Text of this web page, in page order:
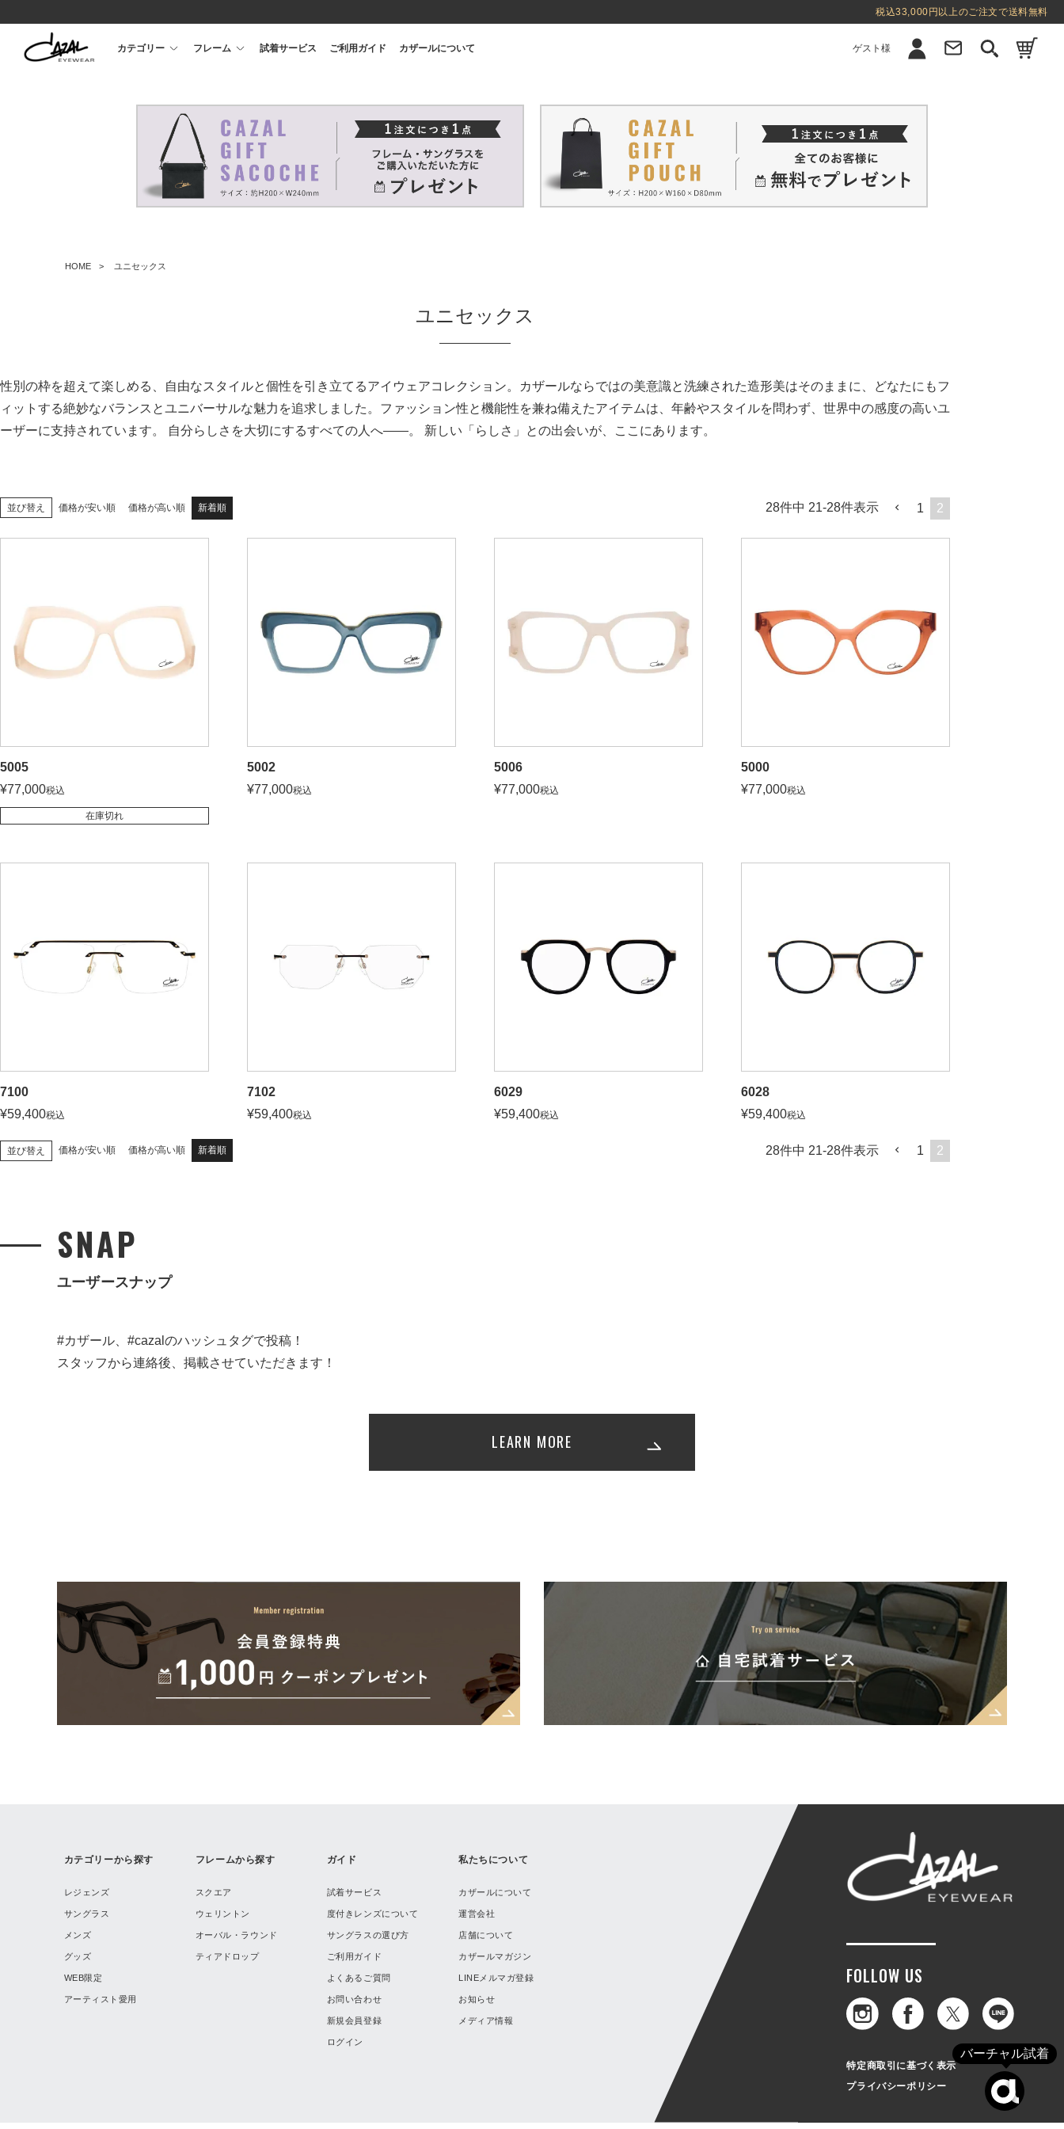
税込33,000円以上のご注文で送料無料
カテゴリー フレーム 試着サービス ご利用ガイド カザールについて ゲスト様
HOME ユニセックス
ユニセックス
性別の枠を超えて楽しめる、自由なスタイルと個性を引き立てるアイウェアコレクション。カザールならではの美意識と洗練された造形美はそのままに、どなたにもフ
ィットする絶妙なバランスとユニバーサルな魅力を追求しました。ファッション性と機能性を兼ね備えたアイテムは、年齢やスタイルを問わず、世界中の感度の高いユ
ーザーに支持されています。 自分らしさを大切にするすべての人へ――。 新しい「らしさ」との出会いが、ここにあります。
並び替え 価格が安い順 価格が高い順 新着順 28件中 21-28件表示 1 2
5005
¥77,000税込
在庫切れ
5002
¥77,000税込
5006
¥77,000税込
5000
¥77,000税込
7100
¥59,400税込
7102
¥59,400税込
6029
¥59,400税込
6028
¥59,400税込
並び替え 価格が安い順 価格が高い順 新着順 28件中 21-28件表示 1 2
SNAP
ユーザースナップ
#カザール、#cazalのハッシュタグで投稿！
スタッフから連絡後、掲載させていただきます！
LEARN MORE
カテゴリーから探す
レジェンズ
サングラス
メンズ
グッズ
WEB限定
アーティスト愛用
フレームから探す
スクエア
ウェリントン
オーバル・ラウンド
ティアドロップ
ガイド
試着サービス
度付きレンズについて
サングラスの選び方
ご利用ガイド
よくあるご質問
お問い合わせ
新規会員登録
ログイン
私たちについて
カザールについて
運営会社
店舗について
カザールマガジン
LINEメルマガ登録
お知らせ
メディア情報
FOLLOW US
特定商取引に基づく表示
プライバシーポリシー
バーチャル試着